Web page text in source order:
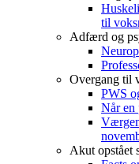
til
Adfærd og
Overgang til
PWS
Når en
Akut opstået